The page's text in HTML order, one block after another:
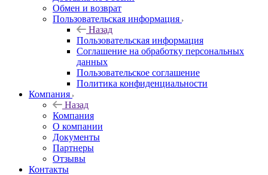
Обмен и возврат
Пользовательская информация
Назад
Пользовательская информация
Соглашение на обработку персональных
данных
Пользовательское соглашение
Политика конфиденциальности
Компания
Назад
Компания
О компании
Документы
Партнеры
Отзывы
Контакты